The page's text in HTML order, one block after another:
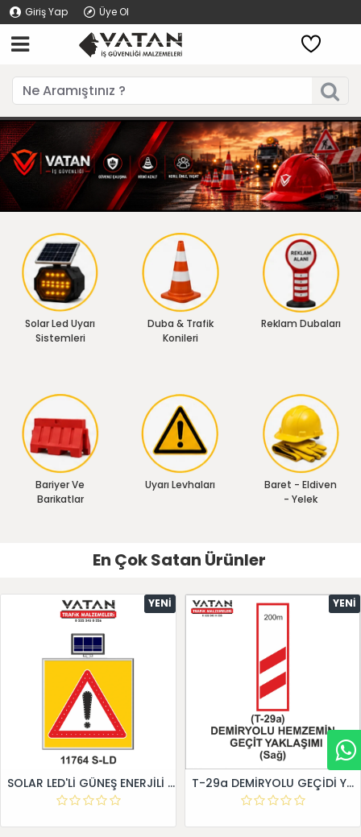
Giriş Yap Üye Ol
Solar Led Uyarı
Sistemleri
Duba & Trafik
Konileri
Reklam Dubaları
Bariyer Ve
Barikatlar
Uyarı Levhaları
Baret - Eldiven
- Yelek
En Çok Satan Ürünler
YENI
SOLAR LED'Lİ GÜNEŞ ENERJİLİ LEVHA
YENI
T-29a DEMİRYOLU GEÇİDİ YAKLAŞIM LEVHALARI (Sağ)